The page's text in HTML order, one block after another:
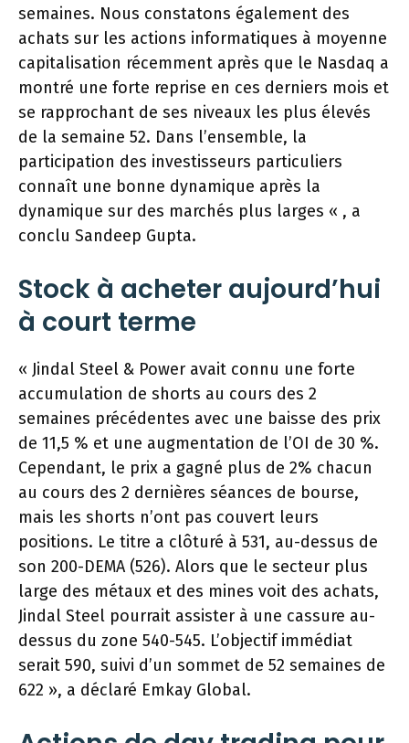
semaines. Nous constatons également des
achats sur les actions informatiques à moyenne
capitalisation récemment après que le Nasdaq a
montré une forte reprise en ces derniers mois et
se rapprochant de ses niveaux les plus élevés
de la semaine 52. Dans l’ensemble, la
participation des investisseurs particuliers
connaît une bonne dynamique après la
dynamique sur des marchés plus larges « , a
conclu Sandeep Gupta.
Stock à acheter aujourd’hui
à court terme
« Jindal Steel & Power avait connu une forte
accumulation de shorts au cours des 2
semaines précédentes avec une baisse des prix
de 11,5 % et une augmentation de l’OI de 30 %.
Cependant, le prix a gagné plus de 2% chacun
au cours des 2 dernières séances de bourse,
mais les shorts n’ont pas couvert leurs
positions. Le titre a clôturé à 531, au-dessus de
son 200-DEMA (526). Alors que le secteur plus
large des métaux et des mines voit des achats,
Jindal Steel pourrait assister à une cassure au-
dessus du zone 540-545. L’objectif immédiat
serait 590, suivi d’un sommet de 52 semaines de
622 », a déclaré Emkay Global.